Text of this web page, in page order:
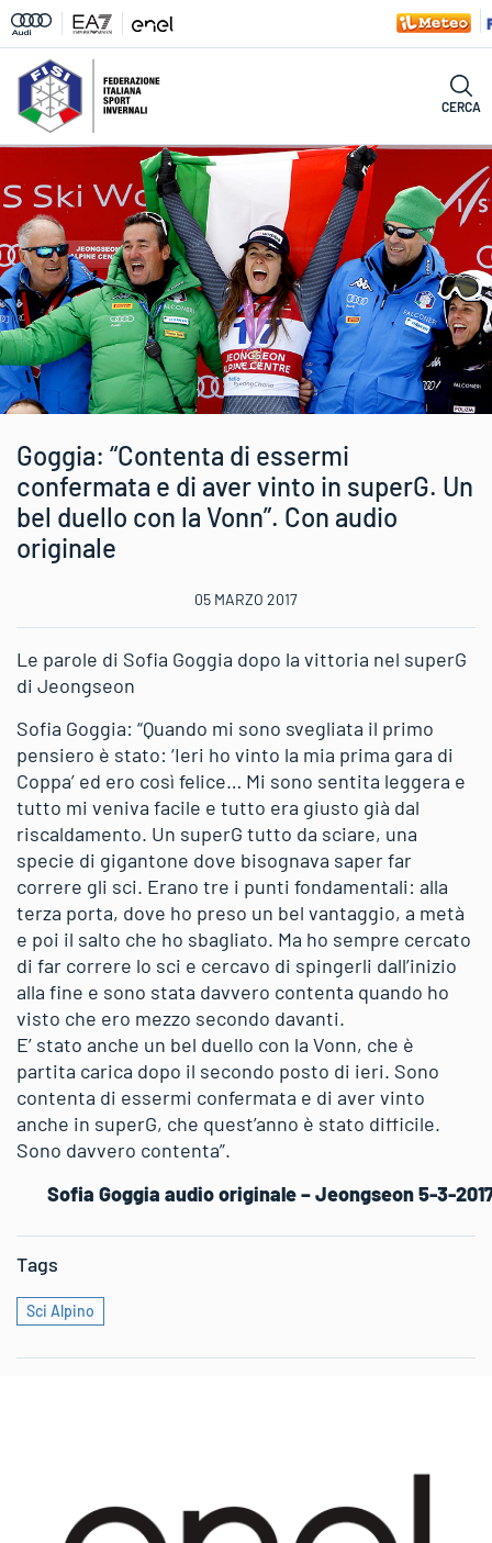
CERCA
Goggia: “Contenta di essermi
confermata e di aver vinto in superG. Un
bel duello con la Vonn”. Con audio
originale
05 MARZO 2017
Le parole di Sofia Goggia dopo la vittoria nel superG
di Jeongseon
Sofia Goggia: “Quando mi sono svegliata il primo
pensiero è stato: ‘Ieri ho vinto la mia prima gara di
Coppa’ ed ero così felice… Mi sono sentita leggera e
tutto mi veniva facile e tutto era giusto già dal
riscaldamento. Un superG tutto da sciare, una
specie di gigantone dove bisognava saper far
correre gli sci. Erano tre i punti fondamentali: alla
terza porta, dove ho preso un bel vantaggio, a metà
e poi il salto che ho sbagliato. Ma ho sempre cercato
di far correre lo sci e cercavo di spingerli dall’inizio
alla fine e sono stata davvero contenta quando ho
visto che ero mezzo secondo davanti.
E’ stato anche un bel duello con la Vonn, che è
partita carica dopo il secondo posto di ieri. Sono
contenta di essermi confermata e di aver vinto
anche in superG, che quest’anno è stato difficile.
Sono davvero contenta”.
Sofia Goggia audio originale – Jeongseon 5-3-
Tags
Sci Alpino